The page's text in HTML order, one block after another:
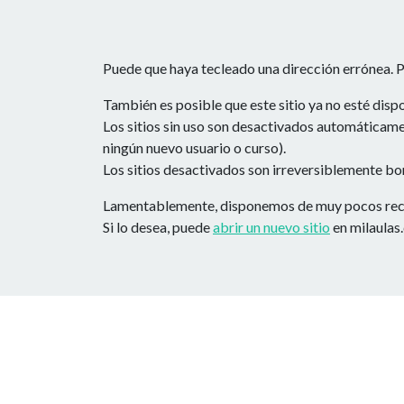
Puede que haya tecleado una dirección errónea.
También es posible que este sitio ya no esté
Los sitios sin uso son desactivados
ningún nuevo usuario o curso).
Los sitios desactivados son irreversiblemente
Lamentablemente, disponemos de muy pocos
Si lo desea, puedeabrir un nuevo sitio en